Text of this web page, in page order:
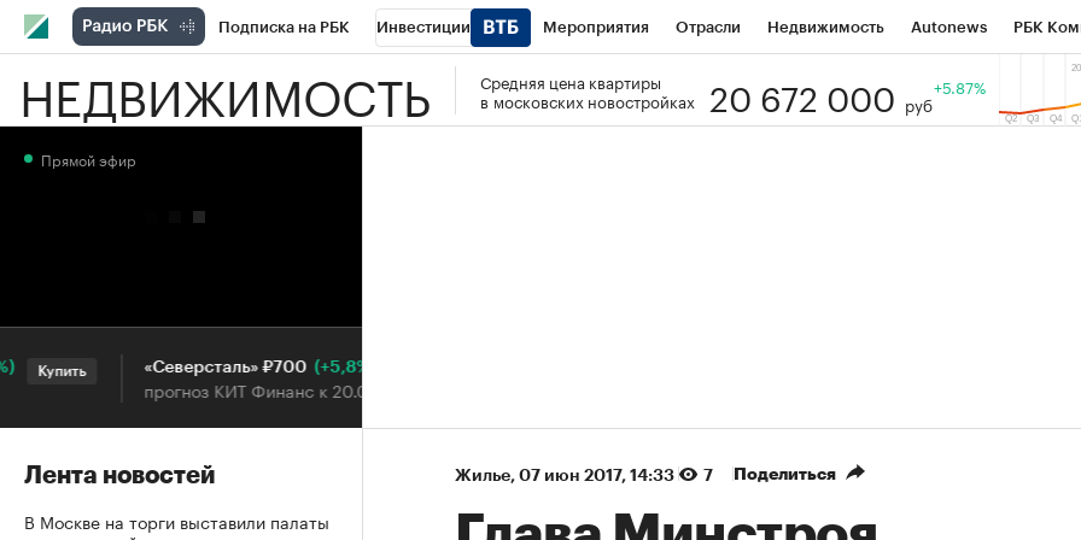
Подписка на РБК Инвестиции Мероприятия Отрасли Недвижимость Autonews РБК
РБК Вино Спорт Школа управления РБК РБК Образование Тренды
НЕДВИЖИМОСТЬ
Средняя цена квартиры
в московских новостройках
20 672 000 руб
+5.87%
Жилье⁠, 07 июн 2017, 14:33 7 Поделиться
Прямой эфир
Купить «Северсталь» ₽700 (+5,8%)
прогноз КИТ Финанс к 20.07.27
Лента новостей
В Москве на торги выставили палаты